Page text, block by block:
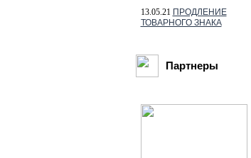
13.05.21 ПРОДЛЕНИЕ
ТОВАРНОГО ЗНАКА
Партнеры